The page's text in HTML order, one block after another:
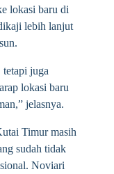
lokasi baru di
lebih lanjut
juga
lokasi baru
jelasnya.
Timur masih
sudah tidak
Noviari